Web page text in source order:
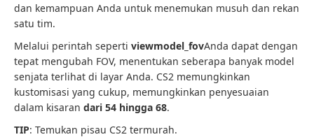
dan kemampuan Anda untuk menemukan musuh dan rekan
satu tim.
Melalui perintah seperti viewmodel_fovAnda dapat dengan
tepat mengubah FOV, menentukan seberapa banyak model
senjata terlihat di layar Anda. CS2 memungkinkan
kustomisasi yang cukup, memungkinkan penyesuaian
dalam kisaran dari 54 hingga 68.
TIP: Temukan pisau CS2 termurah.